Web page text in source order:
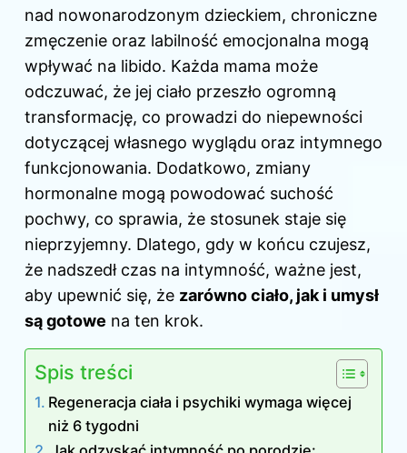
nad nowonarodzonym dzieckiem, chroniczne
zmęczenie oraz labilność emocjonalna mogą
wpływać na libido. Każda mama może
odczuwać, że jej ciało przeszło ogromną
transformację, co prowadzi do niepewności
dotyczącej własnego wyglądu oraz intymnego
funkcjonowania. Dodatkowo, zmiany
hormonalne mogą powodować suchość
pochwy, co sprawia, że stosunek staje się
nieprzyjemny. Dlatego, gdy w końcu czujesz,
że nadszedł czas na intymność, ważne jest,
aby upewnić się, że zarówno ciało, jak i umysł
są gotowe na ten krok.
Spis treści
Regeneracja ciała i psychiki wymaga więcej
niż 6 tygodni